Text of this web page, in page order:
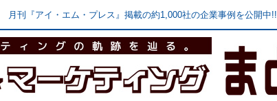
刊『アイ・エム・プレス』掲載の約1,000社の企業事例を公開中!!